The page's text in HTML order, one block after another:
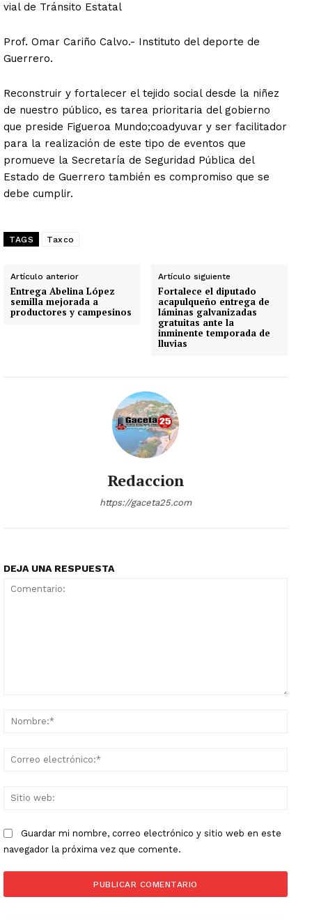
vial de Tránsito Estatal
Prof. Omar Cariño Calvo.- Instituto del deporte de
Guerrero.
Reconstruir y fortalecer el tejido social desde la niñez
de nuestro público, es tarea prioritaria del gobierno
que preside Figueroa Mundo;coadyuvar y ser facilitador
para la realización de este tipo de eventos que
promueve la Secretaría de Seguridad Pública del
Estado de Guerrero también es compromiso que se
debe cumplir.
TAGS Taxco
Artículo anterior
Entrega Abelina López
semilla mejorada a
productores y campesinos
Artículo siguiente
Fortalece el diputado
acapulqueño entrega de
láminas galvanizadas
gratuitas ante la
inminente temporada de
lluvias
Redaccion
https://gaceta25.com
DEJA UNA RESPUESTA
Guardar mi nombre, correo electrónico y sitio web en este
navegador la próxima vez que comente.